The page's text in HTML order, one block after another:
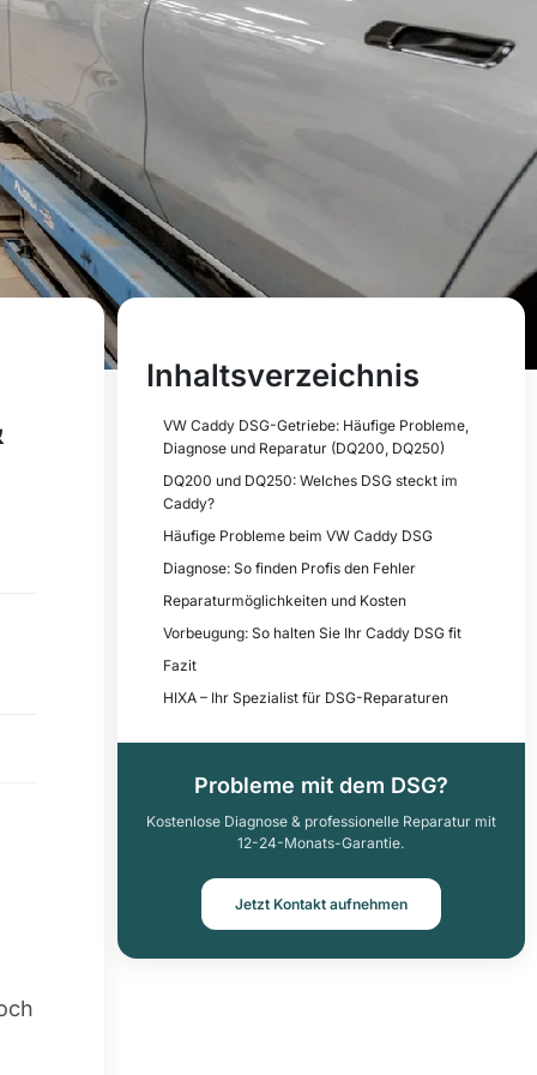
Inhaltsverzeichnis
VW Caddy DSG-Getriebe: Häufige Probleme,
Diagnose und Reparatur (DQ200, DQ250)
DQ200 und DQ250: Welches DSG steckt im
Caddy?
Häufige Probleme beim VW Caddy DSG
Diagnose: So finden Profis den Fehler
Reparaturmöglichkeiten und Kosten
Vorbeugung: So halten Sie Ihr Caddy DSG fit
Fazit
HIXA – Ihr Spezialist für DSG-Reparaturen
Probleme mit dem DSG?
Kostenlose Diagnose & professionelle Reparatur mit
12-24-Monats-Garantie.
Jetzt Kontakt aufnehmen